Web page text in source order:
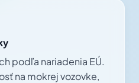
podľa nariadenia EÚ.
na mokrej vozovke,